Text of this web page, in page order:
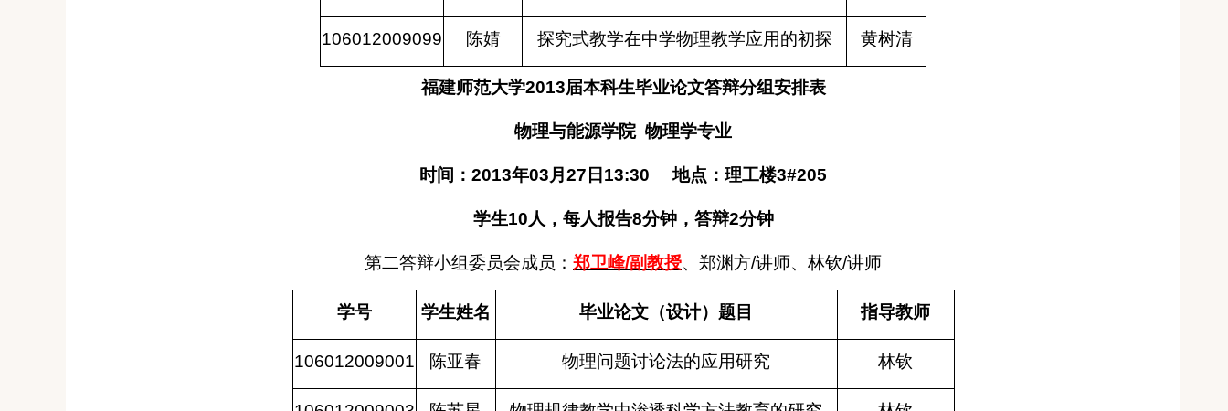
106012009099 陈婧 探究式教学在中学物理教学应用的初探 黄树清
福建师范大学2013届本科生毕业论文答辩分组安排表
物理与能源学院 物理学专业
时间： 2013年03月 27 日 13:30 地点：理工楼3#205
学生10人，每人报告8分钟，答辩2分钟
第二答辩小组委员会成员： 郑卫峰/副教授、郑渊方/讲师、林钦/讲师
学号 学生姓名 毕业论文（设计）题目 指导教师
106012009001 陈亚春 物理问题讨论法的应用研究 林钦